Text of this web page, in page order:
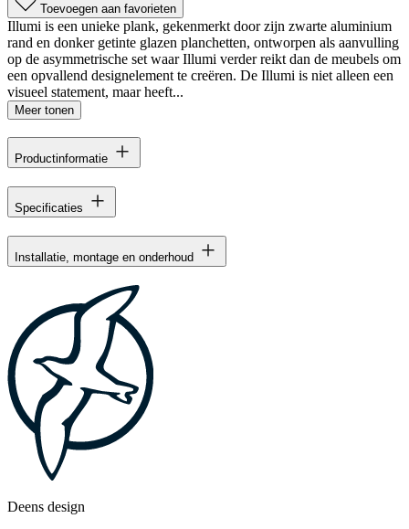
Toevoegen aan favorieten
Illumi is een unieke plank, gekenmerkt door zijn zwarte aluminium
rand en donker getinte glazen planchetten, ontworpen als aanvulling
op de asymmetrische set waar Illumi verder reikt dan de meubels om
een opvallend designelement te creëren. De Illumi is niet alleen een
visueel statement, maar heeft...
Meer tonen
Productinformatie
Specificaties
Installatie, montage en onderhoud
Deens design